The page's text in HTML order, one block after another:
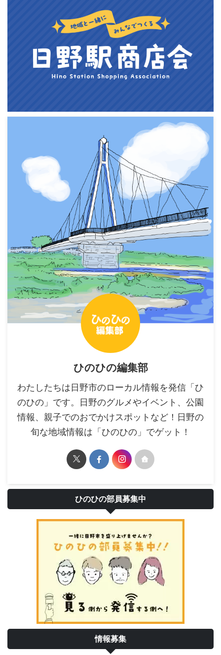
ひのひの編集部
わたしたちは日野市のローカル情報を発信「ひ
のひの」です。日野のグルメやイベント、公園
情報、親子でのおでかけスポットなど！日野の
旬な地域情報は「ひのひの」でゲット！
ひのひの部員募集中
情報募集